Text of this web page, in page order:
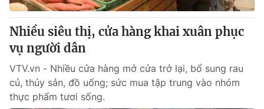
Nhiều siêu thị, cửa hàng khai xuân phục
vụ người dân
VTV.vn - Nhiều cửa hàng mở cửa trở lại, bổ sung rau
củ, thủy sản, đồ uống; sức mua tập trung vào nhóm
thực phẩm tươi sống.